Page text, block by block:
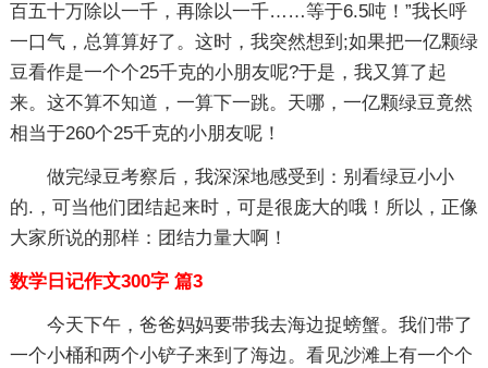
百五十万除以一千，再除以一千……等于6.5吨！”我长呼
一口气，总算算好了。这时，我突然想到;如果把一亿颗绿
豆看作是一个个25千克的小朋友呢?于是，我又算了起
来。这不算不知道，一算下一跳。天哪，一亿颗绿豆竟然
相当于260个25千克的小朋友呢！
做完绿豆考察后，我深深地感受到：别看绿豆小小
的.，可当他们团结起来时，可是很庞大的哦！所以，正像
大家所说的那样：团结力量大啊！
数学日记作文300字 篇3
今天下午，爸爸妈妈要带我去海边捉螃蟹。我们带了
一个小桶和两个小铲子来到了海边。看见沙滩上有一个个